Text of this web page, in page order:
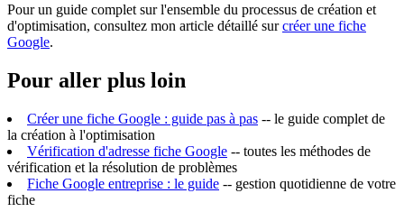
Pour un guide complet sur l'ensemble du processus de création et
d'optimisation, consultez mon article détaillé surcréer une fiche
Google.
Pour aller plus loin
Créer une fiche Google : guide pas à pas -- le guide complet de
la création à l'optimisation
Vérification d'adresse fiche Google -- toutes les méthodes de
vérification et la résolution de problèmes
Fiche Google entreprise : le guide -- gestion quotidienne de votre
fiche